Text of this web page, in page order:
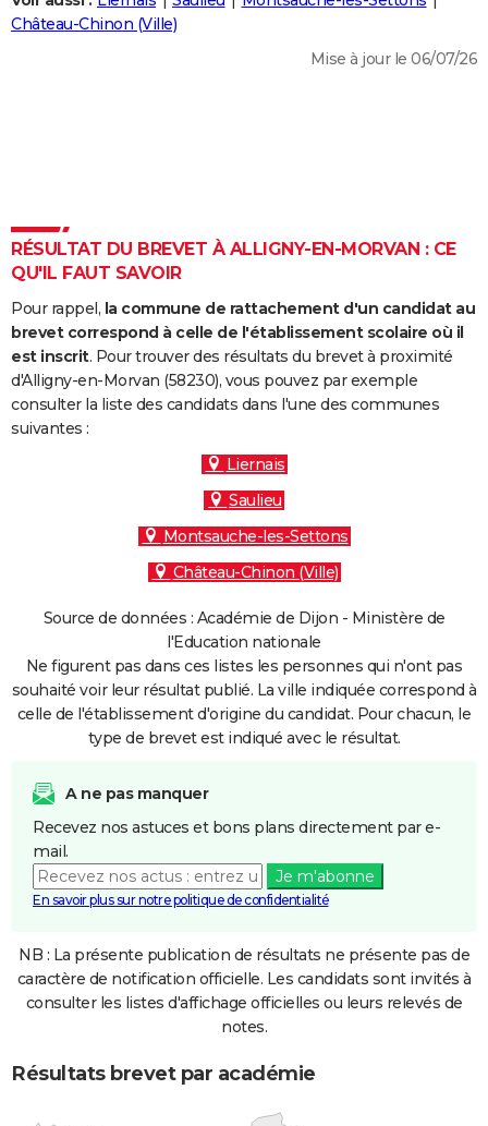
Destinations
City break
Voyage nature
Voyage de noces
Forum
Climat
+
PHOTO
Dictionnaire
Biographies
Citations
Expressions
Proverbes
PROGRAMME TV
S'inscrire
Se connecter
Lycées
Collèges
Primaires
Universités
Entreprises
Service militaire
Avis de recherche
AVIS DE DÉCÈS
FORUM
Bricolage
Lifestyle
Culture
SportAuto
Television
Voyage
Cinema
Château-Chinon (Ville)
Mise à jour le 06/07/26
RÉSULTAT DU BREVET À ALLIGNY-EN-MORVAN : CE
QU'IL FAUT SAVOIR
Pour rappel, la commune de rattachement d'un candidat au
brevet correspond à celle de l'établissement scolaire où il
est inscrit. Pour trouver des résultats du brevet à proximité
d'Alligny-en-Morvan (58230), vous pouvez par exemple
consulter la liste des candidats dans l'une des communes
suivantes :
Liernais
Saulieu
Montsauche-les-Settons
Château-Chinon (Ville)
Source de données : Académie de Dijon - Ministère de
l'Education nationale
Ne figurent pas dans ces listes les personnes qui n'ont pas
souhaité voir leur résultat publié. La ville indiquée correspond à
celle de l'établissement d'origine du candidat. Pour chacun, le
type de brevet est indiqué avec le résultat.
A ne pas manquer
Recevez nos astuces et bons plans directement par e-
mail.
Je m'abonne
En savoir plus sur notre politique de confidentialité
NB : La présente publication de résultats ne présente pas de
caractère de notification officielle. Les candidats sont invités à
consulter les listes d'affichage officielles ou leurs relevés de
notes.
Résultats brevet par académie